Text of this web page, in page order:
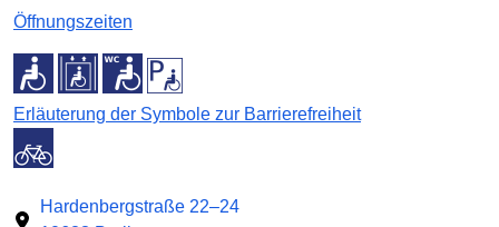
Öffnungszeiten
Erläuterung der Symbole zur Barrierefreiheit
Hardenbergstraße 22–24